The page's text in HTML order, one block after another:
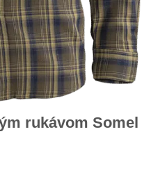
rukávom Somel